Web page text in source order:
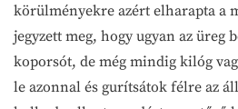
körülményekre azért elharapta a
jegyzett meg, hogy ugyan az üreg
koporsót, de még mindig kilóg
le azonnal és gurítsátok félre az